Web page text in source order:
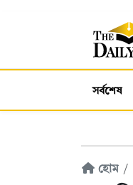
সর্বশেষ
হোম